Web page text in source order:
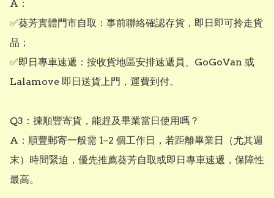
A：
✅葵芳實體門市自取：事前聯絡確認存貨，即日即可拎走貨
品；
✅即日專車速遞：按收貨地區安排速遞員、GoGoVan 或
Lalamove 即日送貨上門，運費到付。
Q3：揀順豐寄貨，能趕及畢業當日使用嗎？
A：順豐郵寄一般需 1–2 個工作日，若距離畢業日（尤其週
末）時間緊迫，優先推薦葵芳自取或即日專車速遞，保障性
最高。